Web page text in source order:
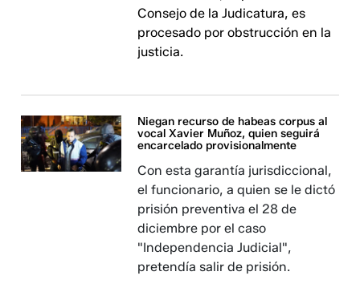
Consejo de la Judicatura, es
procesado por obstrucción en la
justicia.
Niegan recurso de habeas corpus al
vocal Xavier Muñoz, quien seguirá
encarcelado provisionalmente
Con esta garantía jurisdiccional,
el funcionario, a quien se le dictó
prisión preventiva el 28 de
diciembre por el caso
"Independencia Judicial",
pretendía salir de prisión.